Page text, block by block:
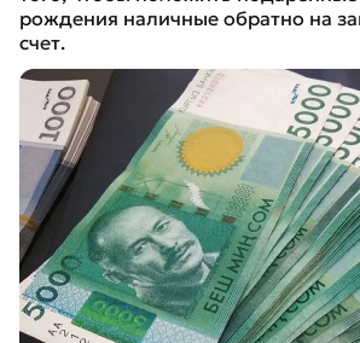
рождения наличные обратно на
счет.